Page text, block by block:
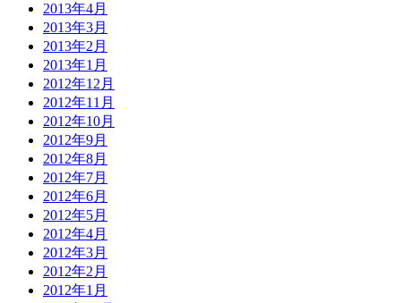
2013年4月
2013年3月
2013年2月
2013年1月
2012年12月
2012年11月
2012年10月
2012年9月
2012年8月
2012年7月
2012年6月
2012年5月
2012年4月
2012年3月
2012年2月
2012年1月